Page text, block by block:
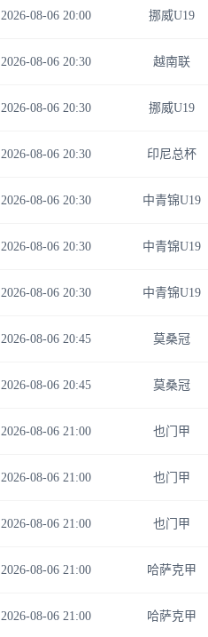
2026-08-06 20:00 挪威U19
2026-08-06 20:30 越南联
2026-08-06 20:30 挪威U19
2026-08-06 20:30 印尼总杯
2026-08-06 20:30 中青锦U19
2026-08-06 20:30 中青锦U19
2026-08-06 20:30 中青锦U19
2026-08-06 20:45 莫桑冠
2026-08-06 20:45 莫桑冠
2026-08-06 21:00 也门甲
2026-08-06 21:00 也门甲
2026-08-06 21:00 也门甲
2026-08-06 21:00 哈萨克甲
2026-08-06 21:00 哈萨克甲